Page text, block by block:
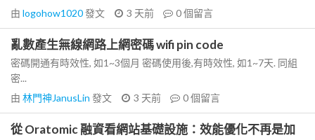
由 logohow1020發文 3 天前 0個留言
亂數產生無線網路上網密碼 wifi pin code
密碼開通有時效性, 如1~3個月 密碼使用後,有時效性, 如1~7天. 同組
密...
由 林門神JanusLin 發文 3 天前 0個留言
從 Oratomic 融資看網站基礎設施：效能優化不再是加